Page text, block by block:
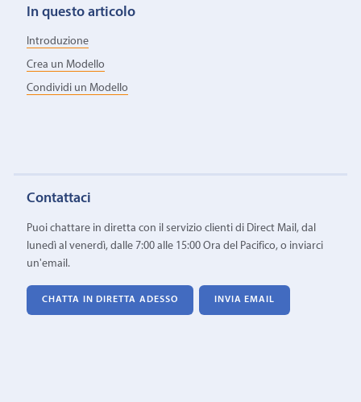
In questo articolo
Introduzione
Crea un Modello
Condividi un Modello
Contattaci
Puoi chattare in diretta con il servizio clienti di Direct Mail, dal
lunedì al venerdì, dalle 7:00 alle 15:00 Ora del Pacifico, o inviarci
un'email.
CHATTA IN DIRETTA ADESSO INVIA EMAIL